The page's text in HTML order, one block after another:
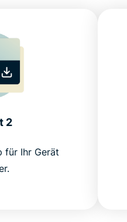
2
für Ihr Gerät